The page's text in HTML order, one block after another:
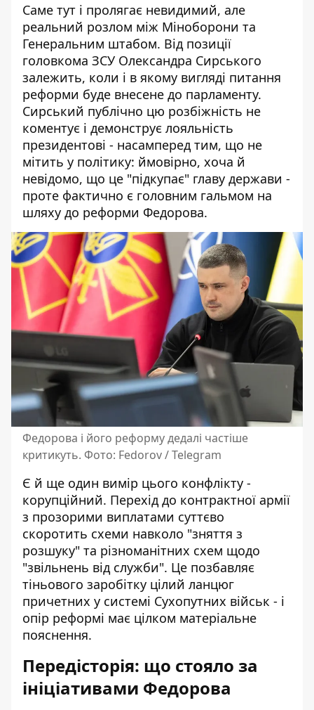
Саме тут і пролягає невидимий, але
реальний розлом між Міноборони та
Генеральним штабом. Від позиції
головкома ЗСУ Олександра Сирського
залежить, коли і в якому вигляді питання
реформи буде внесене до парламенту.
Сирський публічно цю розбіжність не
коментує і демонструє лояльність
президентові - насамперед тим, що не
мітить у політику: ймовірно, хоча й
невідомо, що це "підкупає" главу держави -
проте фактично є головним гальмом на
шляху до реформи Федорова.
Федорова і його реформу дедалі частіше
критикуть. Фото: Fedorov / Telegram
Є й ще один вимір цього конфлікту -
корупційний. Перехід до контрактної армії
з прозорими виплатами суттєво
скоротить схеми навколо "зняття з
розшуку" та різноманітних схем щодо
"звільнень від служби". Це позбавляє
тіньового заробітку цілий ланцюг
причетних у системі Сухопутних військ - і
опір реформі має цілком матеріальне
пояснення.
Передісторія: що стояло за
ініціативами Федорова